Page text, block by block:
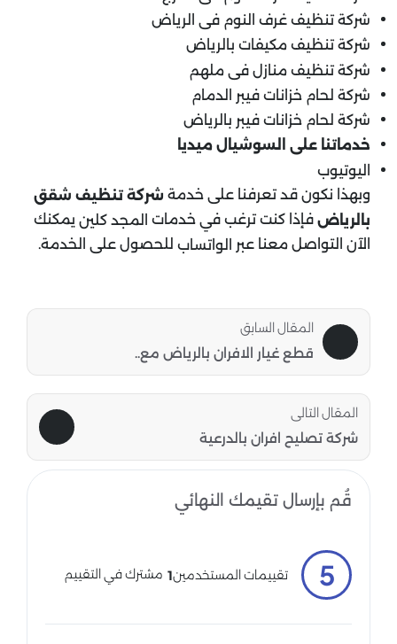
شركة تنظيف غرف النوم فى الرياض
شركة تنظيف مكيفات بالرياض
شركة تنظيف منازل فى ملهم
شركة لحام خزانات فيبر الدمام
شركة لحام خزانات فيبر بالرياض
خدماتنا على السوشيال ميديا
اليوتيوب
وبهذا نكون قد تعرفنا على خدمة شركة تنظيف شقق
بالرياض فإذا كنت ترغب في خدمات المجد كلين يمكنك
الآن التواصل معنا عبر
الواتساب للحصول على الخدمة.
المقال السابق
قطع غيار الافران بالرياض مع..
المقال التالى
شركة تصليح افران بالدرعية
قُم بإرسال تقيمك النهائي
5 تقييمات المستخدمين1 مشترك في التقييم